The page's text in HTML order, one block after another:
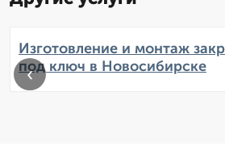
Изготовление и монтаж
под ключ в Новосибирске
‹